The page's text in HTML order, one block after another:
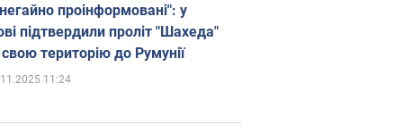
проінформовані": у
підтвердили проліт "Шахеда"
територію до Румунії
11:24